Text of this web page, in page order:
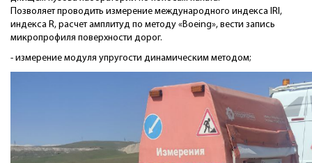
Позволяет проводить измерение международного индекса IRI,
индекса R, расчет амплитуд по методу «Boeing», вести запись
микропрофиля поверхности дорог.
- измерение модуля упругости динамическим методом;